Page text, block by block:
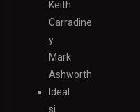
Keith
Carradine
y
Mark
Ashworth.
Ideal
si